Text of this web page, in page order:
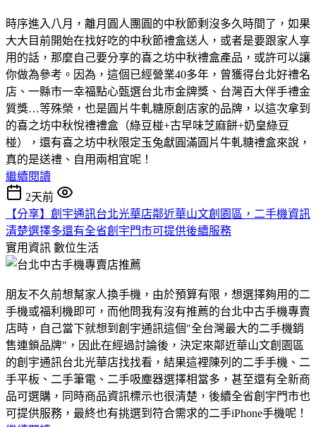
時序進入八月，離月圓人團圓的中秋節剩沒多久時間了，如果
大大目前開始在找好吃的中秋節禮盒送人，或者是要跟家人享
用的話，那麼自己要分享的喜之坊中秋禮盒產品，或許可以讓
你做為參考。因為，這個已經營業40多年，曾獲得台北好禮名
店、一縣市一幸福點心甄選台北市金牌獎、台灣百大伴手禮金
質獎…等殊榮，也是圓片牛軋糖原創店家的品牌，以這次拿到
的喜之坊中秋悅禮禮盒（綠豆椪+古早味芝麻餅+奶皇綠豆
椪），還有喜之坊中秋限定玉兔獻圓滿圓片牛軋糖禮盒來說，
真的是送禮、自用兩相宜呢！
繼續閱讀
2天前
【分享】創宇通訊台北光華店鄰近華山文創園區，二手機資訊
清楚選擇多還有全省創宇門市可提供後續服務
實用資訊 數位生活
朋友不久前想幫家人換手機，由於預算有限，想選擇夠用的二
手機或福利機即可，而他問我有沒有推薦的台北中古手機專賣
店時，自己當下就想到創宇通訊這個"全台灣最大的二手機銷
售連鎖品牌"，因此在經過討論後，決定來鄰近華山文創園區
的創宇通訊台北光華店找找看，結果這裡陳列的二手手機、二
手平板、二手筆電、二手吸塵器選擇相當多，甚至還有全新商
品可選購，同時商品資訊標示也很清楚，後續全省創宇門市也
可提供服務，最終也有挑選到符合需求的二手iPhone手機呢！